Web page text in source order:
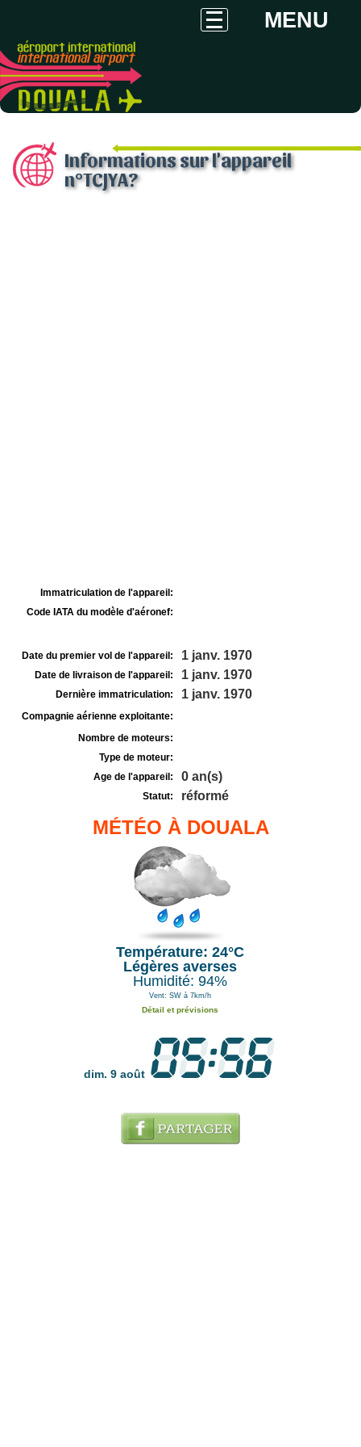
MENU
Informations sur l'appareil
n°TCJYA?
Immatriculation de l'appareil:
Code IATA du modèle d'aéronef:
Date du premier vol de l'appareil: 1 janv. 1970
Date de livraison de l'appareil: 1 janv. 1970
Dernière immatriculation: 1 janv. 1970
Compagnie aérienne exploitante:
Nombre de moteurs:
Type de moteur:
Age de l'appareil:
0 an(s)
Statut: réformé
MÉTÉO À DOUALA
Température: 24°C
Légères averses
Humidité: 94%
Vent: SW à 7km/h
Détail et prévisions
dim. 9 août